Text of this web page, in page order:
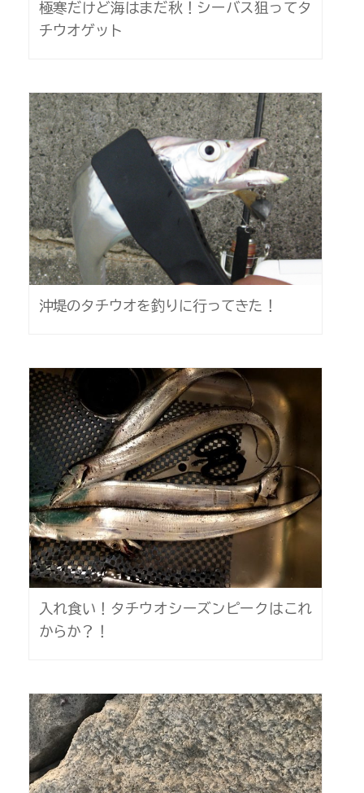
極寒だけど海はまだ秋！シーバス狙ってタ
チウオゲット
沖堤のタチウオを釣りに行ってきた！
入れ食い！タチウオシーズンピークはこれ
からか？！